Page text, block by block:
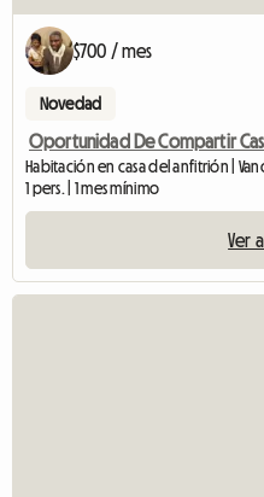
$700 / mes
Novedad
Oportunidad De Compartir
Habitación en casa del anfitrión |
1 pers. | 1 mes mínimo
Ver